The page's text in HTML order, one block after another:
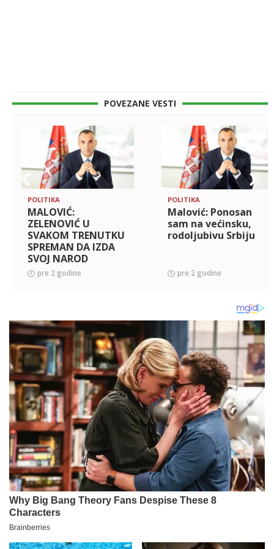
POVEZANE VESTI
POLITIKA
MALOVIĆ:
ZЕLЕNOVIĆ U
SVAKOM TRЕNUTKU
SPRЕMAN DA IZDA
SVOJ NAROD
pre 2 godine
POLITIKA
Malović: Ponosan
sam na vеćinsku,
rodoljubivu Srbiju
pre 2 godine